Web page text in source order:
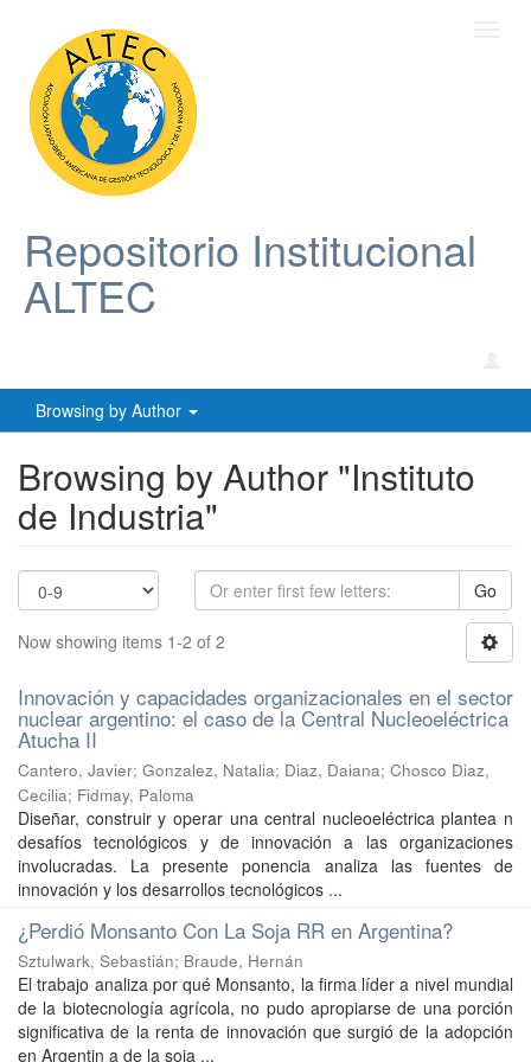
Repositorio Institucional
ALTEC
Browsing by Author
Browsing by Author "Instituto
de Industria"
Go
Now showing items 1-2 of 2
Innovación y capacidades organizacionales en el sector
nuclear argentino: el caso de la Central Nucleoeléctrica
Atucha II
Cantero, Javier; Gonzalez, Natalia; Diaz, Daiana; Chosco Diaz,
Cecilia; Fidmay, Paloma
Diseñar, construir y operar una central nucleoeléctrica plantea n
desafíos tecnológicos y de innovación a las organizaciones
involucradas. La presente ponencia analiza las fuentes de
innovación y los desarrollos tecnológicos ...
¿Perdió Monsanto Con La Soja RR en Argentina?
Sztulwark, Sebastián; Braude, Hernán
El trabajo analiza por qué Monsanto, la firma líder a nivel mundial
de la biotecnología agrícola, no pudo apropiarse de una porción
significativa de la renta de innovación que surgió de la adopción
en Argentin a de la soja ...